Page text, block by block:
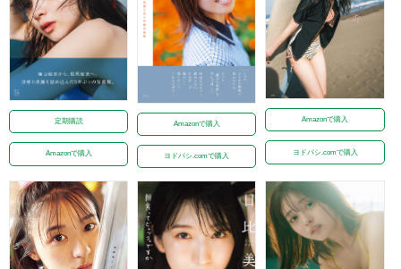
定期購読
Amazonで購入
Amazonで購入
ヨドバシ.comで購入
Amazonで購入
ヨドバシ.comで購入